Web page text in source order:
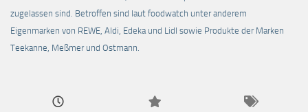
zugelassen sind. Betroffen sind laut foodwatch unter anderem
Eigenmarken von REWE, Aldi, Edeka und Lidl sowie Produkte der Marken
Teekanne, Meßmer und Ostmann.